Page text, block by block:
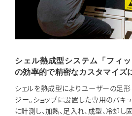
シェル熱成型システム「フィ
の効率的で精密なカスタマイズ
シェルを熱成型によりユーザーの足形
ジー。ショップに設置した専用のバキ
に計測し、加熱、足入れ、成型、冷却